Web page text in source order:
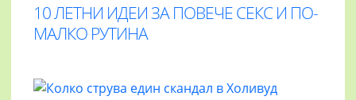
10 ЛЕТНИ ИДЕИ ЗА ПОВЕЧЕ СЕКС И ПО-
МАЛКО РУТИНА